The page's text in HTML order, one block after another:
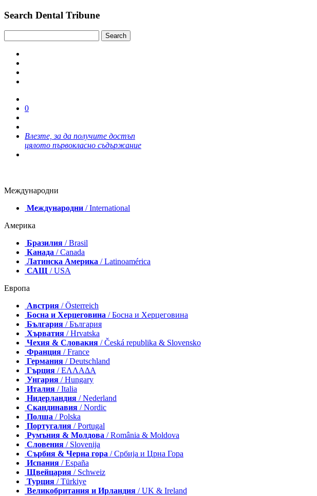
Search Dental Tribune
0
Влезте, за да получите достъп
цялото първокласно съдържание
Международни
Международни / International
Америка
Бразилия / Brasil
Канада / Canada
Латинска Америка / Latinoamérica
САЩ / USA
Европа
Австрия / Österreich
Босна и Херцеговина / Босна и Херцеговина
България / България
Хърватия / Hrvatska
Чехия & Словакия / Česká republika & Slovensko
Франция / France
Германия / Deutschland
Гърция / ΕΛΛΑΔΑ
Унгария / Hungary
Италия / Italia
Нидерландия / Nederland
Скандинавия / Nordic
Полша / Polska
Португалия / Portugal
Румъния & Молдова / România & Moldova
Словения / Slovenija
Сърбия & Черна гора / Србија и Црна Гора
Испания / España
Щвейцария / Schweiz
Турция / Türkiye
Великобритания и Ирландия / UK & Ireland